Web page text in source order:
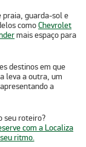
praia, guarda-sol e
comoChevrolet
mais espaço para
destinos em que
leva a outra, um
a
seu roteiro?
com a Localiza
ritmo.